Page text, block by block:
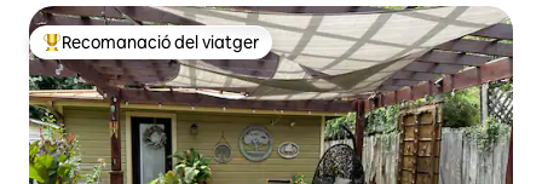
Principals recomanacions dels viatgers
Recomanació del viatger